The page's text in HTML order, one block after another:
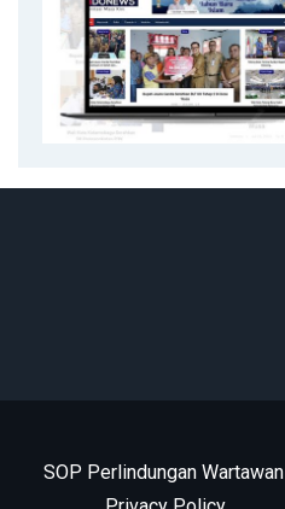
SOP Perlindungan Wartawan